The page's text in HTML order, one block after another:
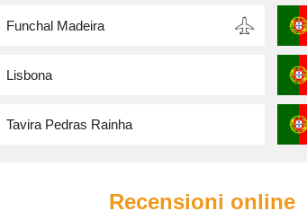
Funchal Madeira
Lisbona
Tavira Pedras Rainha
Recensioni online